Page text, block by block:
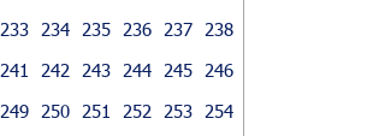
233 234 235 236 237
238
241 242 243 244 245
246
249 250 251 252 253 254